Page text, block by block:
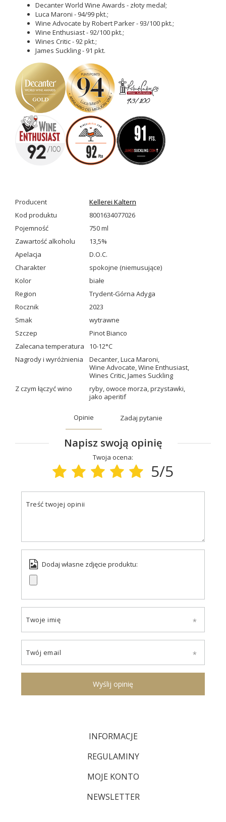
Decanter World Wine Awards - złoty medal;
Luca Maroni - 94/99 pkt.;
Wine Advocate by Robert Parker - 93/100 pkt.;
Wine Enthusiast - 92/100 pkt.;
Wines Critic - 92 pkt.;
James Suckling - 91 pkt.
Producent
Kellerei Kaltern
Kod produktu
8001634077026
Pojemność
750 ml
Zawartość alkoholu
13,5%
Apelacja
D.O.C.
Charakter
spokojne (niemusujące)
Kolor
białe
Region
Trydent-Górna Adyga
Rocznik
2023
Smak
wytrawne
Szczep
Pinot Bianco
Zalecana temperatura
10-12°C
Nagrody i wyróżnienia
Decanter,Luca Maroni,
Wine Advocate,Wine Enthusiast,
Wines Critic,James Suckling
Z czym łączyć wino
ryby, owoce morza,przystawki,
jako aperitif
Opinie Zadaj pytanie
Napisz swoją opinię
Twoja ocena:
5/5
Treść twojej opinii
Dodaj własne zdjęcie produktu:
Twoje imię
Twój email
Wyślij opinię
INFORMACJE
REGULAMINY
MOJE KONTO
NEWSLETTER